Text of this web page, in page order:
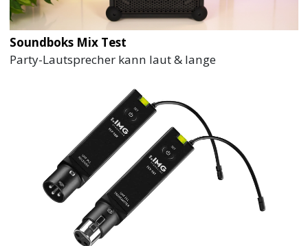
Soundboks Mix Test
Party-Lautsprecher kann laut & lange